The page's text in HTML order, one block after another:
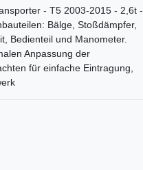
- T5 2003-2015 - 2,6t -
Bälge, Stoßdämpfer,
Bedienteil und Manometer.
Anpassung der
für einfache Eintragung,